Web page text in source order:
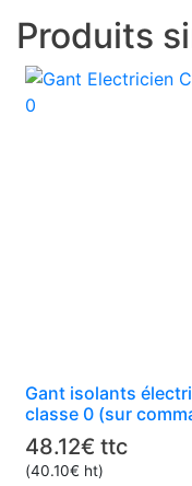
Produits
produit
a
plusieurs
variations.
Gant isolants
classe 0 (sur
48.12€ ttc
(40.10€ ht)